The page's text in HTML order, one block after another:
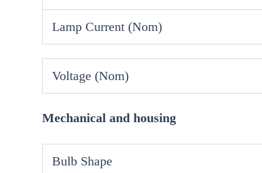
Lamp Current (Nom)
Voltage (Nom)
Mechanical and housing
Bulb Shape